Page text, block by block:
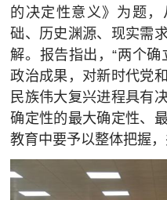
的决定性意义》为题，
础、历史渊源、现实需
解。报告指出，“两个
政治成果，对新时代党
民族伟大复兴进程具有
确定性的最大确定性、
教育中要予以整体把握